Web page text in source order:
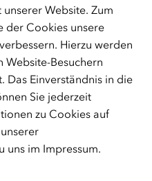
(ÖIF) ist ein Fonds der
subsidiär
Zuwander/innen als
in Österreich
(ÖIF)
Website. Zum
der Cookies unsere
Hierzu werden
Website-Besuchern
Das Einverständnis in die
Sie jederzeit
zu Cookies auf
uns im Impressum.